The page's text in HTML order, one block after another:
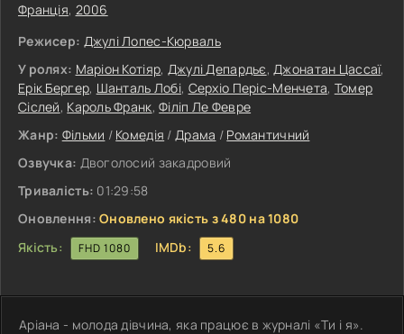
Франція, 2006
Режисер: Джулі Лопес-Кюрваль
У ролях: Маріон Котіяр, Джулі Депардьє,Джонатан Цассаї,
Ерік Бергер, Шанталь Лобі, Серхіо Періс-Менчета, Томер
Сіслей, Кароль Франк,Філіп Ле Февре
Жанр: Фільми / Комедія /Драма / Романтичний
Озвучка: Двоголосий закадровий
Тривалість: 01:29:58
Оновлення: Оновлено якість з 480 на 1080
Якість:
FHD 1080 IMDb: 5.6
Аріана - молода дівчина, яка працює в журналі «Ти і я».